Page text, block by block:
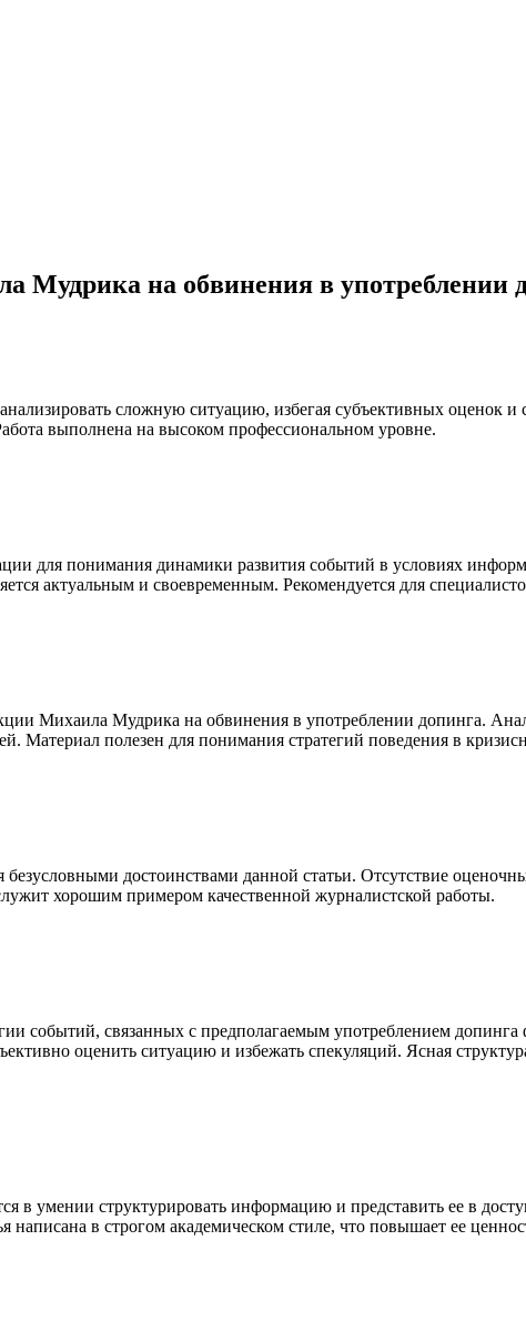
Мудрика на обвинения в употреблении
сложную ситуацию, избегая субъективных оценок
выполнена на высоком профессиональном уровне.
для понимания динамики развития событий в условиях
актуальным и своевременным. Рекомендуется для
Михаила Мудрика на обвинения в употреблении допинга.
Материал полезен для понимания стратегий поведения в
безусловными достоинствами данной статьи. Отсутствие
хорошим примером качественной журналистской работы.
событий, связанных с предполагаемым употреблением
оценить ситуацию и избежать спекуляций. Ясная
в умении структурировать информацию и представить ее в
написана в строгом академическом стиле, что повышает ее